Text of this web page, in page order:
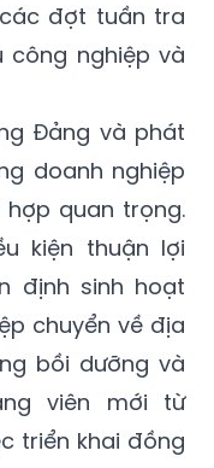
đợt tuần tra
công nghiệp và
Đảng và phát
doanh nghiệp
quan trọng.
kiện thuận lợi
định sinh hoạt
chuyển về địa
bồi dưỡng và
viên mới từ
triển khai đồng